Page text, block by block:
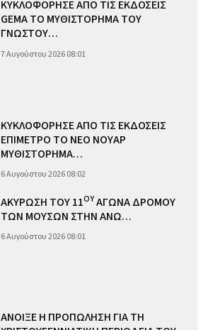
ΚΥΚΛΟΦΟΡΗΣΕ ΑΠΟ ΤΙΣ ΕΚΔΟΣΕΙΣ
GEMA ΤΟ ΜΥΘΙΣΤΟΡΗΜΑ ΤΟΥ
ΓΝΩΣΤΟΥ…
7 Αυγούστου 2026 08:01
ΚΥΚΛΟΦΟΡΗΣΕ ΑΠΟ ΤΙΣ ΕΚΔΟΣΕΙΣ
ΕΠΙΜΕΤΡΟ ΤΟ ΝΕΟ ΝΟΥΑΡ
ΜΥΘΙΣΤΟΡΗΜΑ…
6 Αυγούστου 2026 08:02
ΑΚΥΡΩΣΗ ΤΟΥ 11ΟΥΑΓΩΝΑ ΔΡΟΜΟΥ
ΤΩΝ ΜΟΥΣΩΝ ΣΤΗΝ ΑΝΩ…
6 Αυγούστου 2026 08:01
ΑΝΟΙΞΕ Η ΠΡΟΠΩΛΗΣΗ ΓΙΑ ΤΗ